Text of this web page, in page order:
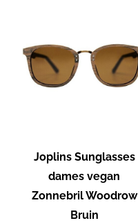
Joplins Sunglasses
dames vegan
Zonnebril Woodrow
Bruin